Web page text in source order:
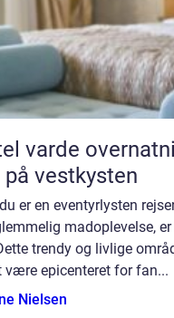
oplevelser og krohygge
vestkysten
er en eventyrlysten
madoplevelse,
trendy og livlige
være epicenteret for fan...
Nielsen